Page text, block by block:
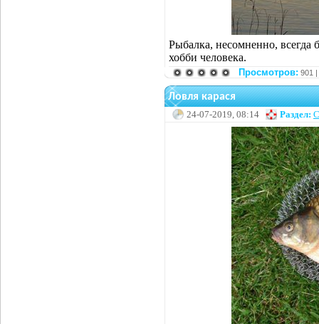
Рыбалка, несомненно, всегда
хобби человека.
Просмотров: 901 |
Ловля карася
24-07-2019, 08:14 Раздел: